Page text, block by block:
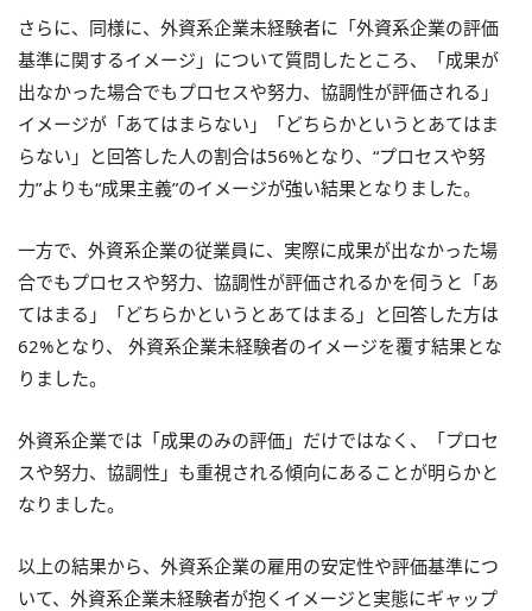
さらに、同様に、外資系企業未経験者に「外資系企業の評価
基準に関するイメージ」について質問したところ、「成果が
出なかった場合でもプロセスや努力、協調性が評価される」
イメージが「あてはまらない」「どちらかというとあてはま
らない」と回答した人の割合は56%となり、“プロセスや努
力”よりも“成果主義”のイメージが強い結果となりました。
一方で、外資系企業の従業員に、実際に成果が出なかった場
合でもプロセスや努力、協調性が評価されるかを伺うと「あ
てはまる」「どちらかというとあてはまる」と回答した方は
62%となり、 外資系企業未経験者のイメージを覆す結果とな
りました。
外資系企業では「成果のみの評価」だけではなく、「プロセ
スや努力、協調性」も重視される傾向にあることが明らかと
なりました。
以上の結果から、外資系企業の雇用の安定性や評価基準につ
いて、外資系企業未経験者が抱くイメージと実態にギャップ